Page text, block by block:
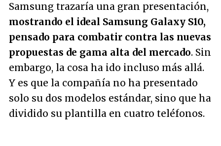
Samsung trazaría una gran presentación,
mostrando el ideal Samsung Galaxy S10,
pensado para combatir contra las nuevas
propuestas de gama alta del mercado. Sin
embargo, la cosa ha ido incluso más allá.
Y es que la compañía no ha presentado
solo su dos modelos estándar, sino que ha
dividido su plantilla en cuatro teléfonos.